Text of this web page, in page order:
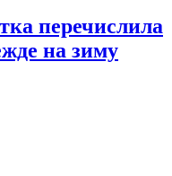
перечислила
на зиму